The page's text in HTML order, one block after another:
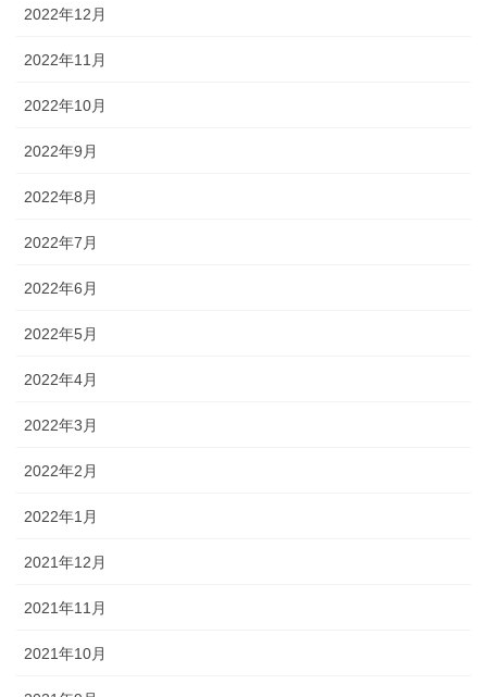
2022年12月
2022年11月
2022年10月
2022年9月
2022年8月
2022年7月
2022年6月
2022年5月
2022年4月
2022年3月
2022年2月
2022年1月
2021年12月
2021年11月
2021年10月